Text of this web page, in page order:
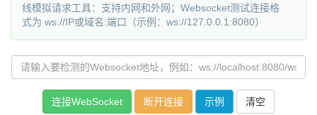
线模拟请求工具：支持内网和外网；Websocket测试连接格
式为 ws://IP或域名:端口（示例：ws://127.0.0.1:8080）
示例